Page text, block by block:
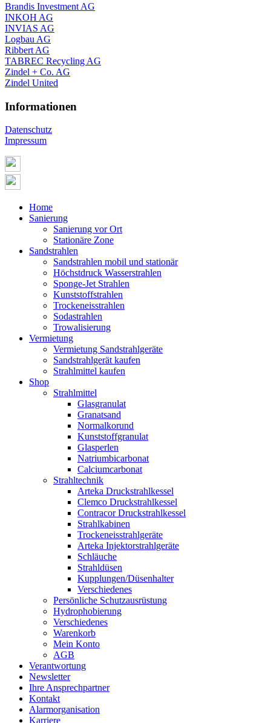
Brandis Investment AG
INKOH AG
INVIAS AG
Logbau AG
Ribbert AG
TABREC Recycling AG
Zindel + Co. AG
Zindel United
Informationen
Datenschutz
Impressum
Home
Sanierung
Sanierung vor Ort
Stationäre Zone
Sandstrahlen
Sandstrahlen mobil und stationär
Höchstdruck Wasserstrahlen
Sponge-Jet Strahlen
Kunststoffstrahlen
Trockeneisstrahlen
Sodastrahlen
Trowalisierung
Vermietung
Vermietung Sandstrahlgeräte
Sandstrahlgerät kaufen
Strahlmittel kaufen
Shop
Strahlmittel
Glasgranulat
Granatsand
Normalkorund
Kunststoffgranulat
Glasperlen
Natriumbicarbonat
Calciumcarbonat
Strahltechnik
Arteka Druckstrahlkessel
Clemco Druckstrahlkessel
Contracor Druckstrahlkessel
Strahlkabinen
Trockeneisstrahlgeräte
Arteka Injektorstrahlgeräte
Schläuche
Strahldüsen
Kupplungen/Düsenhalter
Verschiedenes
Persönliche Schutzausrüstung
Hydrophobierung
Verschiedenes
Warenkorb
Mein Konto
AGB
Verantwortung
Newsletter
Ihre Ansprechpartner
Kontakt
Alarmorganisation
Karriere